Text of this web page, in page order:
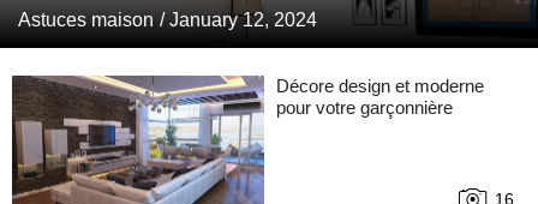
Astuces maison / January 12, 2024
Décore design et moderne
pour votre garçonnière
16